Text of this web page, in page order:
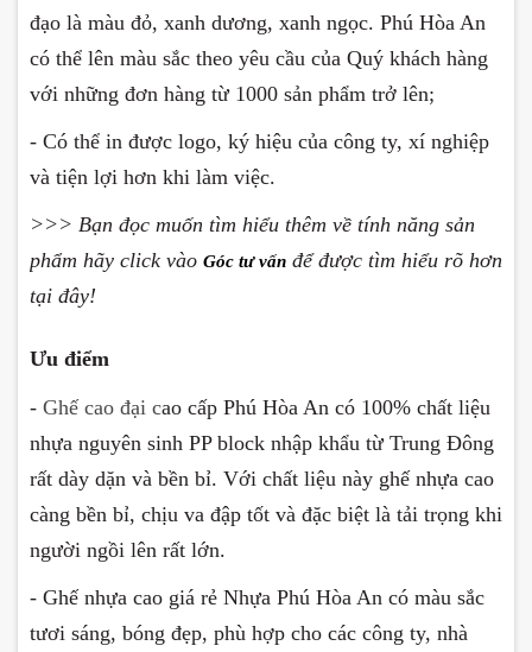
đạo là màu đỏ, xanh dương, xanh ngọc. Phú Hòa An
có thể lên màu sắc theo yêu cầu của Quý khách hàng
với những đơn hàng từ 1000 sản phẩm trở lên;
- Có thể in được logo, ký hiệu của công ty, xí nghiệp
và tiện lợi hơn khi làm việc.
>>> Bạn đọc muốn tìm hiểu thêm về tính năng sản
phẩm hãy click vào Góc tư vấn để được tìm hiểu rõ hơn
tại đây!
Ưu điểm
- Ghế cao đại cao cấp Phú Hòa An có 100% chất liệu
nhựa nguyên sinh PP block nhập khẩu từ Trung Đông
rất dày dặn và bền bỉ. Với chất liệu này ghế nhựa cao
càng bền bỉ, chịu va đập tốt và đặc biệt là tải trọng khi
người ngồi lên rất lớn.
- Ghế nhựa cao giá rẻ Nhựa Phú Hòa An có màu sắc
tươi sáng, bóng đẹp, phù hợp cho các công ty, nhà